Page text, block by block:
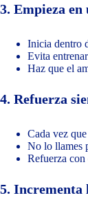
3. Empieza
Inicia dentro
Evita
Haz que el
4. Refuerza
Cada vez
No lo llames
Refuerza con
5.